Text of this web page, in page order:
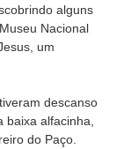
alguns
Nacional
um
descanso
alfacinha,
do Paço.